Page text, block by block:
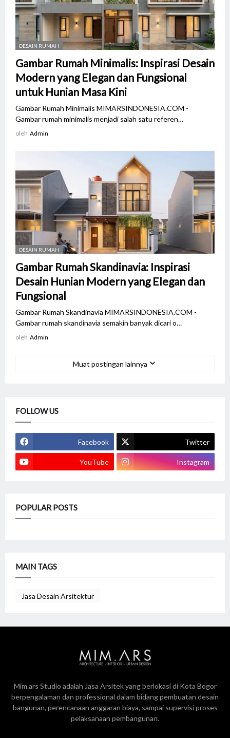
DESAIN RUMAH
Gambar Rumah Minimalis: Inspirasi Desain
Modern yang Elegan dan Fungsional
untuk Hunian Masa Kini
Gambar Rumah Minimalis MIMARSINDONESIA.COM -
Gambar rumah minimalis menjadi salah satu referen…
oleh Admin
DESAIN RUMAH
Gambar Rumah Skandinavia: Inspirasi
Desain Hunian Modern yang Elegan dan
Fungsional
Gambar Rumah Skandinavia MIMARSINDONESIA.COM -
Gambar rumah skandinavia semakin banyak dicari o…
oleh Admin
Muat postingan lainnya
FOLLOW US
Facebook Twitter
YouTube Instagram
POPULAR POSTS
MAIN TAGS
Jasa Desain Arsitektur
Mim.ars Studio adalah Jasa Arsitek yang berlokasi di Kota Bogor
berpengalaman dan professional dalam bidang pembuatan desain
bangunan, perencanaan anggaran biaya, sampai supervisi proses
pelaksanaan pembangunan.